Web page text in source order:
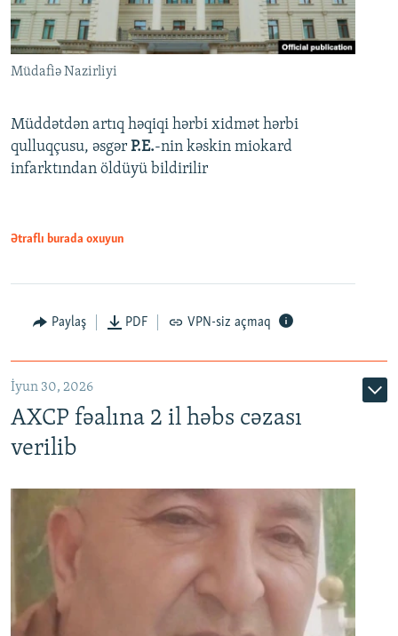
Müdafiə Nazirliyi
Müddətdən artıq həqiqi hərbi xidmət hərbi
qulluqçusu, əsgər P.E.-nin kəskin miokard
infarktından öldüyü bildirilir
Ətraflı burada oxuyun
Paylaş PDF VPN-siz açmaq
İyun 30, 2026
AXCP fəalına 2 il həbs cəzası
verilib